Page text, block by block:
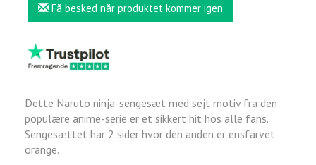
Få besked når produktet kommer igen
Dette Naruto ninja-sengesæt med sejt motiv fra den
populære anime-serie er et sikkert hit hos alle fans.
Sengesættet har 2 sider hvor den anden er ensfarvet
orange.